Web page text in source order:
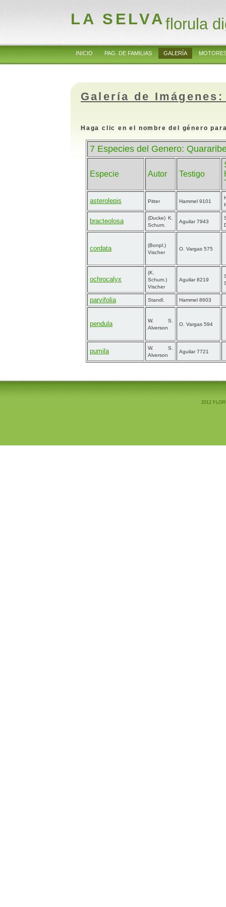
LA SELVAflorula
INICIO PAG. DE FAMILIAS GALERÍA
Galería de
Haga clic en el nombre del género
7 Especies del Genero:
Especie Autor Testigo
asterolepis Pitter Hammel 9101
bracteolosa
(Ducke) K.
Schum.
Aguilar 7943
cordata
(Bonpl.)
Vischer
O. Vargas 575
ochrocalyx
(K.
Schum.)
Vischer
Aguilar 8219
parvifolia Standl. Hammel 8603
pendula
W. S.
Alverson
O. Vargas 594
pumila
W. S.
Alverson
Aguilar 7721
2012